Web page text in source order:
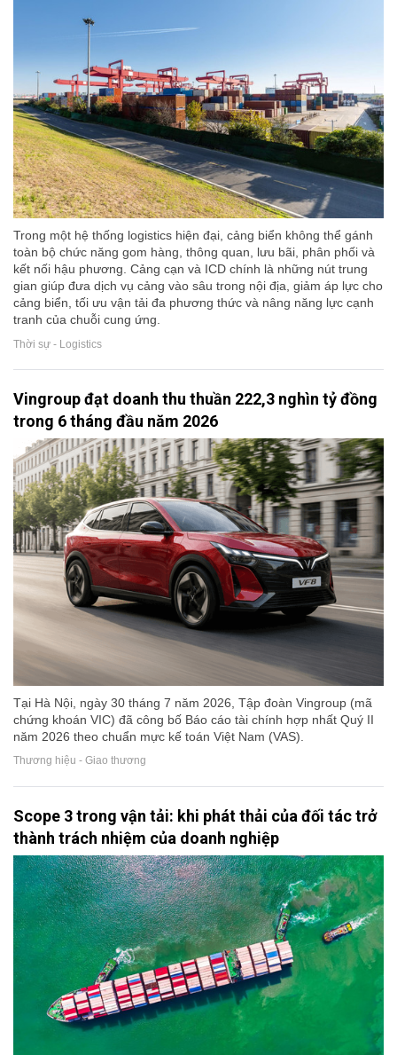
Trong một hệ thống logistics hiện đại, cảng biển không thể gánh
toàn bộ chức năng gom hàng, thông quan, lưu bãi, phân phối và
kết nối hậu phương. Cảng cạn và ICD chính là những nút trung
gian giúp đưa dịch vụ cảng vào sâu trong nội địa, giảm áp lực cho
cảng biển, tối ưu vận tải đa phương thức và nâng năng lực cạnh
tranh của chuỗi cung ứng.
Thời sự - Logistics
Vingroup đạt doanh thu thuần 222,3 nghìn tỷ đồng
trong 6 tháng đầu năm 2026
Tại Hà Nội, ngày 30 tháng 7 năm 2026, Tập đoàn Vingroup (mã
chứng khoán VIC) đã công bố Báo cáo tài chính hợp nhất Quý II
năm 2026 theo chuẩn mực kế toán Việt Nam (VAS).
Thương hiệu - Giao thương
Scope 3 trong vận tải: khi phát thải của đối tác trở
thành trách nhiệm của doanh nghiệp